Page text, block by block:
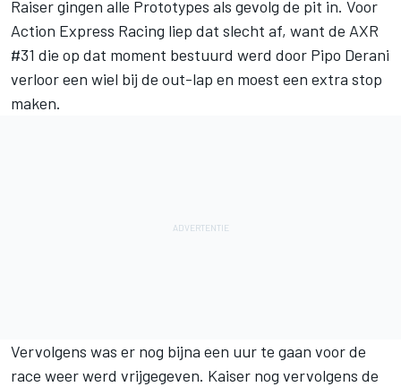
Raiser gingen alle Prototypes als gevolg de pit in. Voor
Action Express Racing liep dat slecht af, want de AXR
#31 die op dat moment bestuurd werd door Pipo Derani
verloor een wiel bij de out-lap en moest een extra stop
maken.
Vervolgens was er nog bijna een uur te gaan voor de
race weer werd vrijgegeven. Kaiser nog vervolgens de